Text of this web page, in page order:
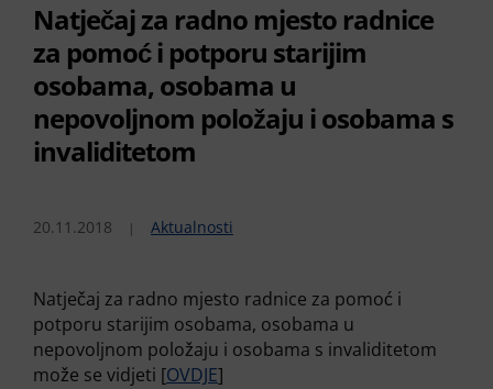
Natječaj za radno mjesto radnice
za pomoć i potporu starijim
osobama, osobama u
nepovoljnom položaju i osobama s
invaliditetom
20.11.2018 Aktualnosti
Natječaj za radno mjesto radnice za pomoć i
potporu starijim osobama, osobama u
nepovoljnom položaju i osobama s invaliditetom
može se vidjeti [OVDJE]